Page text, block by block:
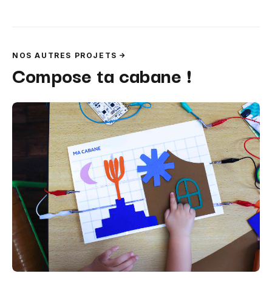
NOS AUTRES PROJETS
Compose ta cabane !